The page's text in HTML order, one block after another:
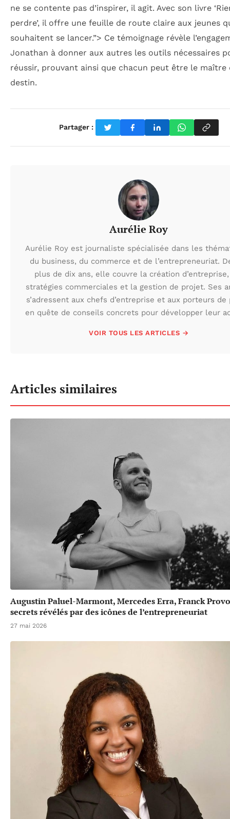
ne se contente pas d’inspirer, il agit. Avec son livre
perdre’, il offre une feuille de route claire aux jeunes
souhaitent se lancer.”> Ce témoignage révèle
Jonathan à donner aux autres les outils nécessaires
réussir, prouvant ainsi que chacun peut être le maître
destin.
Partager :
Aurélie Roy
Aurélie Roy est journaliste spécialisée dans les
du business, du commerce et de l’entrepreneuriat.
plus de dix ans, elle couvre la création
stratégies commerciales et la gestion de projet. Ses
s’adressent aux chefs d’entreprise et aux porteurs de
en quête de conseils concrets pour développer leur
VOIR TOUS LES ARTICLES →
Articles similaires
Augustin Paluel-Marmont, Mercedes Erra, Franck
secrets révélés par des icônes de l’entrepreneuriat
27 mai 2026